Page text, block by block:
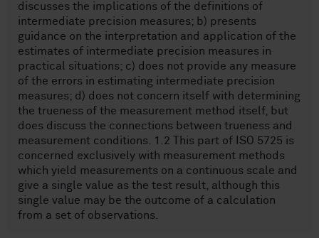
discusses the implications of the definitions of
intermediate precision measures; b) presents
guidance on the interpretation and application of the
estimates of intermediate precision measures in
practical situations; c) does not provide any measure
of the errors in estimating intermediate precision
measures; d) does not concern itself with determining
the trueness of the measurement method itself, but
does discuss the connections between trueness and
measurement conditions. 1.2 This part of ISO 5725 is
concerned exclusively with measurement methods
which yield measurements on a continuous scale and
give a single value as the test result, although this
single value may be the outcome of a calculation
from a set of observations.